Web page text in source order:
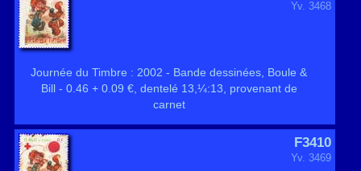
Yv. 3468
Journée du Timbre : 2002 - Bande dessinées, Boule &
Bill - 0.46 + 0.09 €, dentelé 13,¼:13, provenant de
carnet
F3410
Yv. 3469